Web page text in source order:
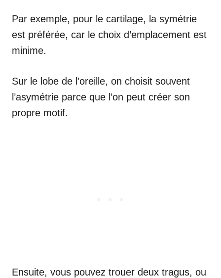
Par exemple, pour le cartilage, la symétrie
est préférée, car le choix d’emplacement est
minime.
Sur le lobe de l’oreille, on choisit souvent
l’asymétrie parce que l’on peut créer son
propre motif.
Ensuite, vous pouvez trouer deux tragus, ou